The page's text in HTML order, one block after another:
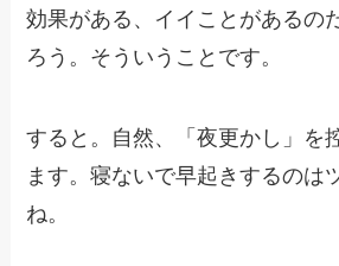
効果がある、イイことがあるの
ろう。そういうことです。
すると。自然、「夜更かし」を
ます。寝ないで早起きするのは
ね。